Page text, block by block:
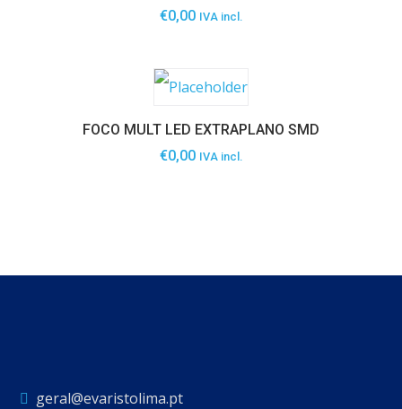
€0,00 IVA incl.
FOCO MULT LED EXTRAPLANO SMD
€0,00 IVA incl.
geral@evaristolima.pt